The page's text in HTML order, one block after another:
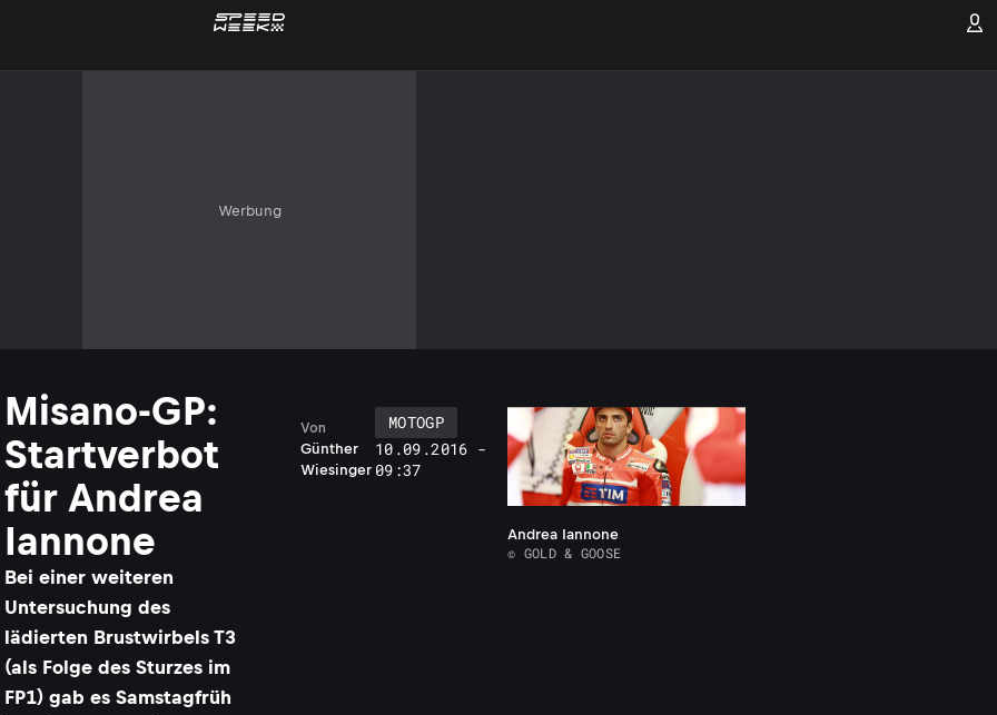
Werbung
Misano-GP:
Startverbot
für Andrea
Iannone
Bei einer weiteren
Untersuchung des
lädierten Brustwirbels T3
(als Folge des Sturzes im
FP1) gab es Samstagfrüh
Günther
Wiesinger
Von
MOTOGP
10.09.2016 -
09:37
Andrea Iannone
© GOLD & GOOSE